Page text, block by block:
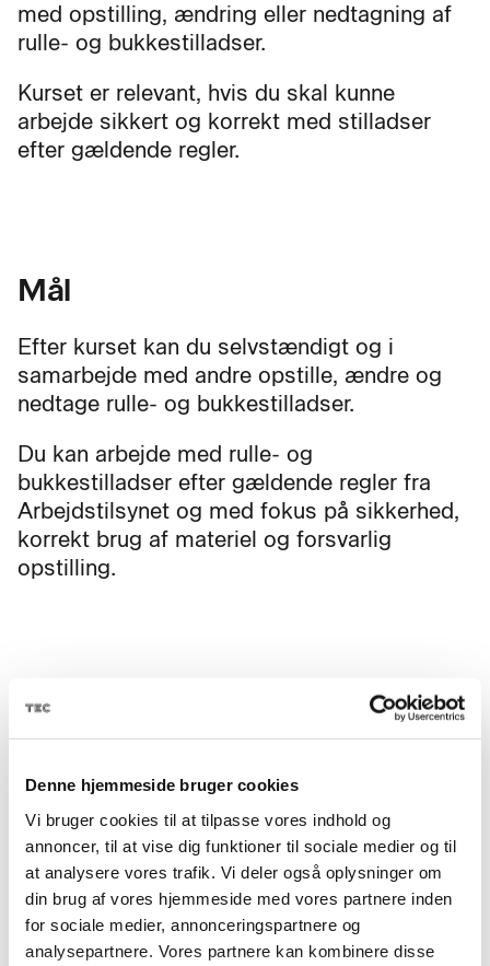
Denne hjemmeside bruger cookies
Vi bruger cookies til at tilpasse vores indhold og
annoncer, til at vise dig funktioner til sociale medier og til
at analysere vores trafik. Vi deler også oplysninger om
din brug af vores hjemmeside med vores partnere inden
for sociale medier, annonceringspartnere og
analysepartnere. Vores partnere kan kombinere disse
med opstilling, ændring eller nedtagning af
rulle- og bukkestilladser.
Kurset er relevant, hvis du skal kunne
arbejde sikkert og korrekt med stilladser
efter gældende regler.
Mål
Efter kurset kan du selvstændigt og i
samarbejde med andre opstille, ændre og
nedtage rulle- og bukkestilladser.
Du kan arbejde med rulle- og
bukkestilladser efter gældende regler fra
Arbejdstilsynet og med fokus på sikkerhed,
korrekt brug af materiel og forsvarlig
opstilling.
Fag til kurset
Rulle- og bukkestillads -
opstilling mv.
Skolefagkode
22354
Varighed
2 dage